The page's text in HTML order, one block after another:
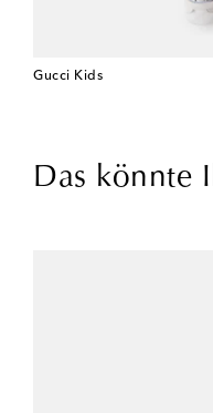
Gucci Kids
Das könnte